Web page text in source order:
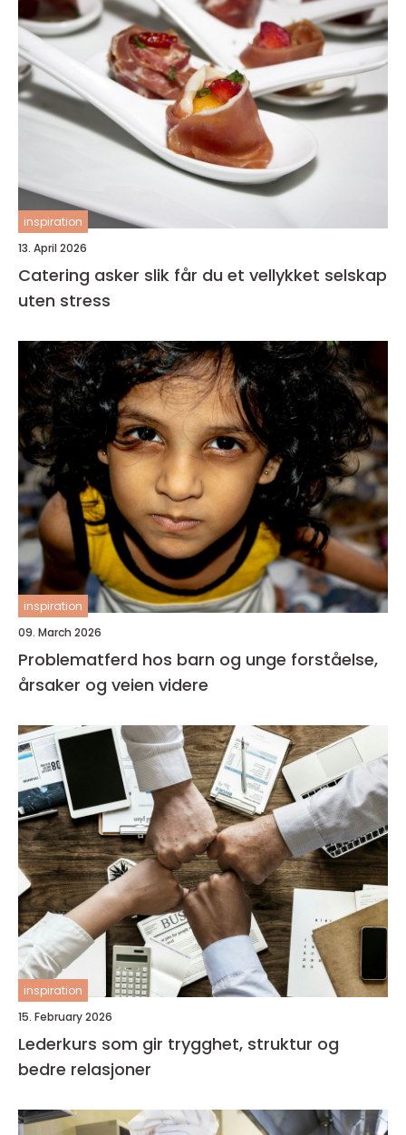
inspiration
13. April 2026
Catering asker slik får du et vellykket selskap
uten stress
inspiration
09. March 2026
Problematferd hos barn og unge forståelse,
årsaker og veien videre
inspiration
15. February 2026
Lederkurs som gir trygghet, struktur og
bedre relasjoner